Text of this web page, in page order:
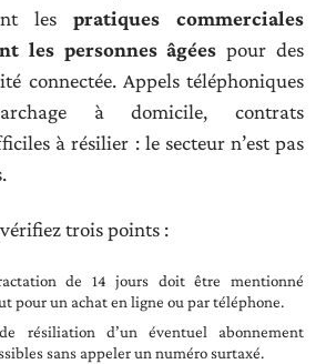
les pratiques commerciales
les personnes âgées pour des
connectée. Appels téléphoniques
à domicile, contrats
à résilier : le secteur n’est pas
trois points :
de 14 jours doit être mentionné
pour un achat en ligne ou par téléphone.
résiliation d’un éventuel abonnement
sans appeler un numéro surtaxé.